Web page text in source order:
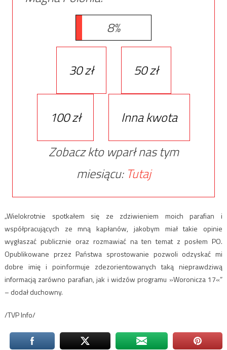
8%
30 zł 50 zł
100 zł
Inna kwota
Zobacz kto wparł nas tym
miesiącu: Tutaj
„Wielokrotnie spotkałem się ze zdziwieniem moich parafian i
współpracujących ze mną kapłanów, jakobym miał takie opinie
wygłaszać publicznie oraz rozmawiać na ten temat z posłem PO.
Opublikowane przez Państwa sprostowanie pozwoli odzyskać mi
dobre imię i poinformuje zdezorientowanych taką nieprawdziwą
informacją zarówno parafian, jak i widzów programu »Woronicza 17«”
– dodał duchowny.
/TVP Info/